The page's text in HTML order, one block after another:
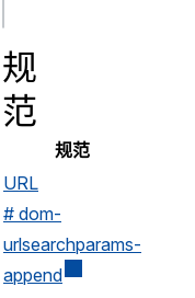
规
范
规范
URL
# dom-
urlsearchparams-
append